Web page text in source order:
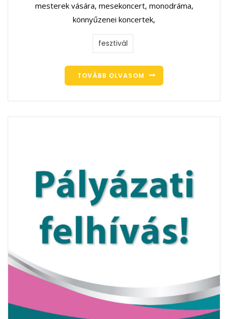
mesterek vására, mesekoncert, monodráma,
könnyűzenei koncertek,
fesztivál
TOVÁBB OLVASOM